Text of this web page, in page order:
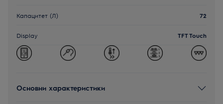
Капацитет (Л) 72
Display TFT Touch
Основни характеристики